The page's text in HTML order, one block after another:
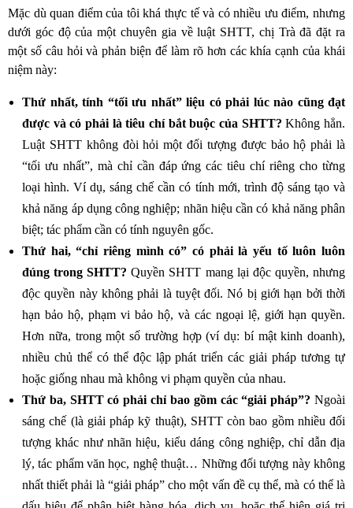
Mặc dù quan điểm của tôi khá thực tế và có nhiều ưu điểm, nhưng
dưới góc độ của một chuyên gia về luật SHTT, chị Trà đã đặt ra
một số câu hỏi và phản biện để làm rõ hơn các khía cạnh của khái
niệm này:
Thứ nhất, tính “tối ưu nhất” liệu có phải lúc nào cũng đạt
được và có phải là tiêu chí bắt buộc của SHTT? Không hẳn.
Luật SHTT không đòi hỏi một đối tượng được bảo hộ phải là
“tối ưu nhất”, mà chỉ cần đáp ứng các tiêu chí riêng cho từng
loại hình. Ví dụ, sáng chế cần có tính mới, trình độ sáng tạo và
khả năng áp dụng công nghiệp; nhãn hiệu cần có khả năng phân
biệt; tác phẩm cần có tính nguyên gốc.
Thứ hai, “chỉ riêng mình có” có phải là yếu tố luôn luôn
đúng trong SHTT? Quyền SHTT mang lại độc quyền, nhưng
độc quyền này không phải là tuyệt đối. Nó bị giới hạn bởi thời
hạn bảo hộ, phạm vi bảo hộ, và các ngoại lệ, giới hạn quyền.
Hơn nữa, trong một số trường hợp (ví dụ: bí mật kinh doanh),
nhiều chủ thể có thể độc lập phát triển các giải pháp tương tự
hoặc giống nhau mà không vi phạm quyền của nhau.
Thứ ba, SHTT có phải chỉ bao gồm các “giải pháp”? Ngoài
sáng chế (là giải pháp kỹ thuật), SHTT còn bao gồm nhiều đối
tượng khác như nhãn hiệu, kiểu dáng công nghiệp, chỉ dẫn địa
lý, tác phẩm văn học, nghệ thuật… Những đối tượng này không
nhất thiết phải là “giải pháp” cho một vấn đề cụ thể, mà có thể là